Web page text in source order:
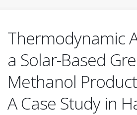
Thermodynamic
a Solar-Based
Methanol
A Case Study in